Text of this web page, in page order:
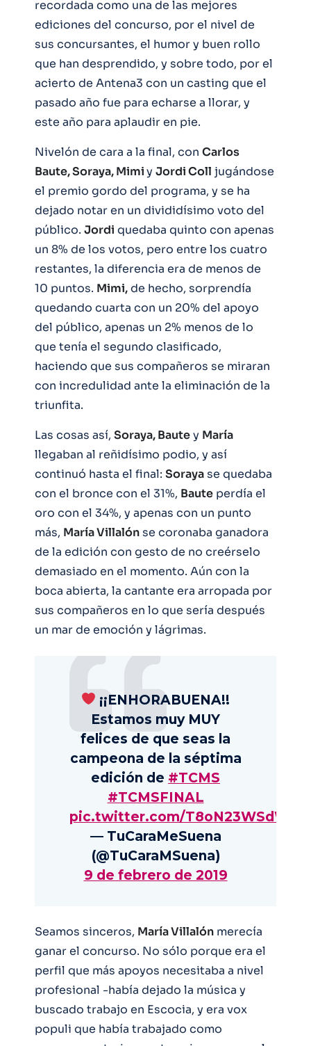
recordada como una de las mejores
ediciones del concurso, por el nivel de
sus concursantes, el humor y buen rollo
que han desprendido, y sobre todo, por el
acierto de Antena3 con un casting que el
pasado año fue para echarse a llorar, y
este año para aplaudir en pie.
Nivelón de cara a la final, con Carlos
Baute, Soraya, Mimiy Jordi Coll jugándose
el premio gordo del programa, y se ha
dejado notar en un divididísimo voto del
público. Jordi quedaba quinto con apenas
un 8% de los votos, pero entre los cuatro
restantes, la diferencia era de menos de
10 puntos. Mimi,de hecho, sorprendía
quedando cuarta con un 20% del apoyo
del público, apenas un 2% menos de lo
que tenía el segundo clasificado,
haciendo que sus compañeros se miraran
con incredulidad ante la eliminación de la
triunfita.
Las cosas así, Soraya, Bautey María
llegaban al reñidísimo podio, y así
continuó hasta el final: Sorayase quedaba
con el bronce con el 31%, Baute perdía el
oro con el 34%, y apenas con un punto
más, María Villalónse coronaba ganadora
de la edición con gesto de no creérselo
demasiado en el momento. Aún con la
boca abierta, la cantante era arropada por
sus compañeros en lo que sería después
un mar de emoción y lágrimas.
¡¡ENHORABUENA!!
Estamos muy MUY
felices de que seas la
campeona de la séptima
edición de #TCMS
#TCMSFINAL
pic.twitter.com/T8oN23WSdW
— TuCaraMeSuena
(@TuCaraMSuena)
9 de febrero de 2019
Seamos sinceros, María Villalón merecía
ganar el concurso. No sólo porque era el
perfil que más apoyos necesitaba a nivel
profesional -había dejado la música y
buscado trabajo en Escocia, y era vox
populi que había trabajado como